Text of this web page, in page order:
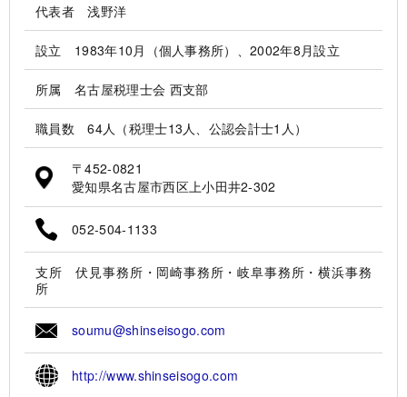
代表者 浅野洋
設立 1983年10月（個人事務所）、2002年8月設立
所属 名古屋税理士会 西支部
職員数 64人（税理士13人、公認会計士1人）
〒452-0821
愛知県名古屋市西区上小田井2-302
052-504-1133
支所 伏見事務所・岡崎事務所・岐阜事務所・横浜事務
所
soumu@shinseisogo.com
http://www.shinseisogo.com